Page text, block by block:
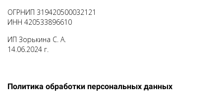
ОГРНИП 319420500032121
ИНН 420533896610
ИП Зорькина С. А.
14.06.2024 г.
Политика обработки персональных данных